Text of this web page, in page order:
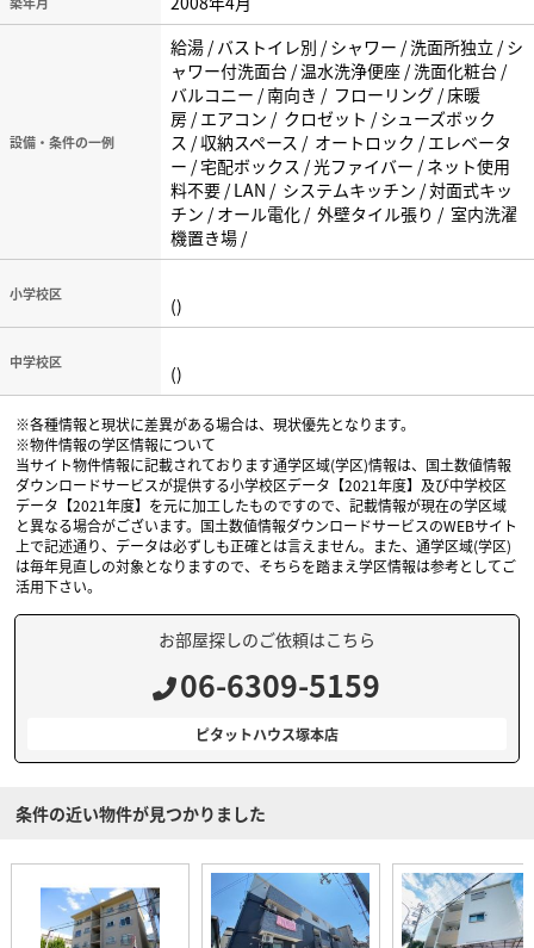
設備・条件の一例
給湯 / バストイレ別 / シャワー / 洗面所独立 / シ
ャワー付洗面台 / 温水洗浄便座 / 洗面化粧台 /
バルコニー / 南向き / フローリング / 床暖
房 / エアコン / クロゼット / シューズボック
ス / 収納スペース / オートロック / エレベータ
ー / 宅配ボックス / 光ファイバー / ネット使用
料不要 / LAN / システムキッチン / 対面式キッ
チン / オール電化 / 外壁タイル張り / 室内洗濯
機置き場 /
小学校区 ()
中学校区 ()
※各種情報と現状に差異がある場合は、現状優先となります。
※物件情報の学区情報について
当サイト物件情報に記載されております通学区域(学区)情報は、国土数値情報
ダウンロードサービスが提供する小学校区データ【2021年度】及び中学校区
データ【2021年度】を元に加工したものですので、記載情報が現在の学区域
と異なる場合がございます。国土数値情報ダウンロードサービスのWEBサイト
上で記述通り、データは必ずしも正確とは言えません。また、通学区域(学区)
は毎年見直しの対象となりますので、そちらを踏まえ学区情報は参考としてご
活用下さい。
お部屋探しのご依頼はこちら
06-6309-5159
ピタットハウス塚本店
条件の近い物件が見つかりました